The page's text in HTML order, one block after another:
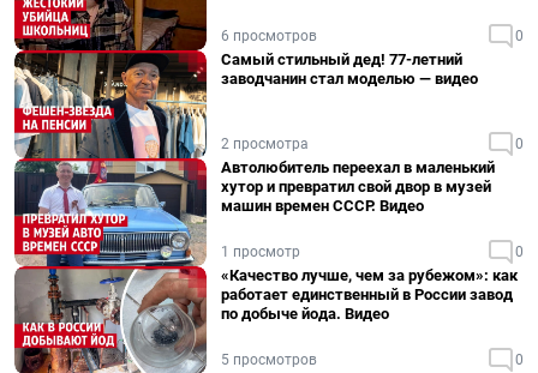
6 просмотров 0
Самый стильный дед! 77-летний
заводчанин стал моделью — видео
2 просмотра 0
Автолюбитель переехал в маленький
хутор и превратил свой двор в музей
машин времен СССР. Видео
1 просмотр 0
«Качество лучше, чем за рубежом»: как
работает единственный в России завод
по добыче йода. Видео
5 просмотров 0